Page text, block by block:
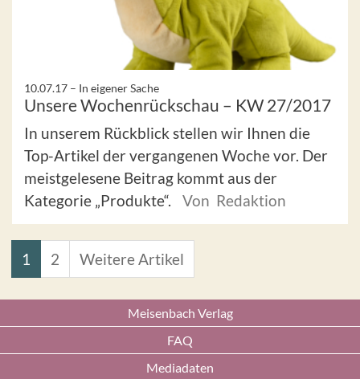
10.07.17 – In eigener Sache
Unsere Wochenrückschau – KW 27/2017
In unserem Rückblick stellen wir Ihnen die
Top-Artikel der vergangenen Woche vor. Der
meistgelesene Beitrag kommt aus der
Kategorie „Produkte“.
Von Redaktion
1 2 Weitere Artikel
Meisenbach Verlag
FAQ
Mediadaten